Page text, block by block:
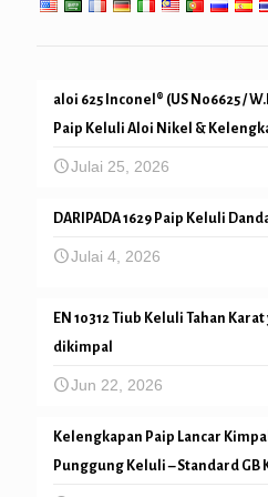
aloi 625 Inconel® (US N06625 /
Paip Keluli Aloi Nikel &
Julai 25, 2026
DARIPADA 1629 Paip Keluli
Julai 4, 2026
EN 10312 Tiub Keluli Tahan
dikimpal
Jun 22, 2026
Kelengkapan Paip Lancar
Punggung Keluli – Standard GB